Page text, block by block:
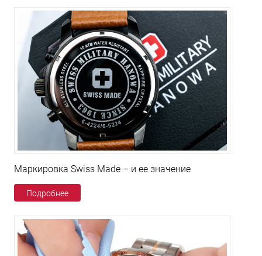
Маркировка Swiss Made – и ее значение
Подробнее